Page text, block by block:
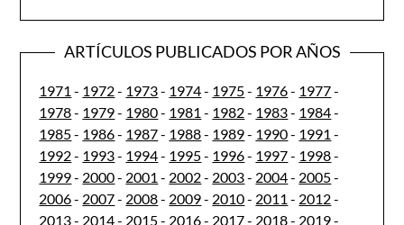
ARTÍCULOS PUBLICADOS POR AÑOS
1971 - 1972- 1973- 1974- 1975- 1976- 1977-
1978- 1979- 1980- 1981 - 1982- 1983- 1984-
1985- 1986- 1987- 1988- 1989- 1990- 1991 -
1992- 1993- 1994- 1995- 1996- 1997- 1998-
1999- 2000- 2001 - 2002- 2003- 2004- 2005-
2006- 2007- 2008- 2009- 2010- 2011 - 2012-
2013- 2014- 2015- 2016- 2017- 2018- 2019-